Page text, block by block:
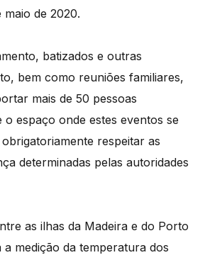
de 2020.
batizados e outras
bem como reuniões familiares,
mais de 50 pessoas
o espaço onde estes eventos se
respeitar as
determinadas pelas autoridades
as ilhas da Madeira e do Porto
medição da temperatura dos